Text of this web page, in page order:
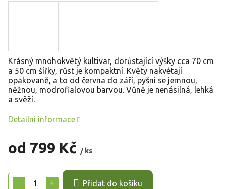
od 799 Kč / ks
cena:
+
− Přidat do košíku
Krásný mnohokvětý kultivar, dorůstající výšky cca 70 cm
a 50 cm šířky, růst je kompaktní. Květy nakvétají
opakovaně, a to od června do září, pyšní se jemnou,
něžnou, modrofialovou barvou. Vůně je nenásilná, lehká
a svěží.
Detailní informace